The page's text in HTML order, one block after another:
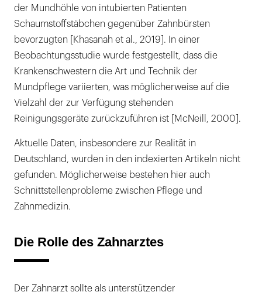
der Mundhöhle von intubierten Patienten
Schaumstoffstäbchen gegenüber Zahnbürsten
bevorzugten [Khasanah et al., 2019]. In einer
Beobachtungsstudie wurde festgestellt, dass die
Krankenschwestern die Art und Technik der
Mundpflege variierten, was möglicherweise auf die
Vielzahl der zur Verfügung stehenden
Reinigungsgeräte zurückzuführen ist [McNeill, 2000].
Aktuelle Daten, insbesondere zur Realität in
Deutschland, wurden in den indexierten Artikeln nicht
gefunden. Möglicherweise bestehen hier auch
Schnittstellenprobleme zwischen Pflege und
Zahnmedizin.
Die Rolle des Zahnarztes
Der Zahnarzt sollte als unterstützender